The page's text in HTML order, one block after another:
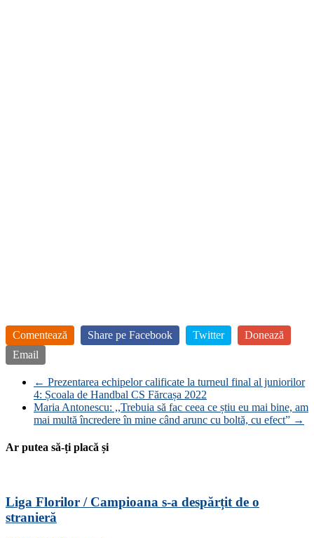
Comentează Share pe Facebook Twitter
Donează
Email
← Prezentarea echipelor calificate la turneul final al juniorilor
4: Școala de Handbal CS Fărcașa 2022
Maria Antonescu: ,,Trebuia să fac ceea ce știu eu mai bine, am
mai multă încredere în mine când arunc cu boltă, cu efect” →
Ar putea să-ți placă și
Liga Florilor / Campioana s-a despărțit de o
stranieră